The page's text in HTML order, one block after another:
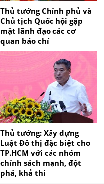
Thủ tướng Chính phủ và
Chủ tịch Quốc hội gặp
mặt lãnh đạo các cơ
quan báo chí
Thủ tướng: Xây dựng
Luật Đô thị đặc biệt cho
TP.HCM với các nhóm
chính sách mạnh, đột
phá, khả thi